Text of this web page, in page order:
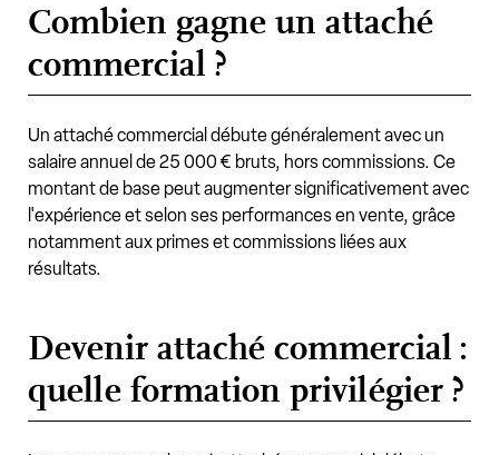
Combien gagne un attaché
commercial ?
Un attaché commercial débute généralement avec un
salaire annuel de 25 000 € bruts, hors commissions. Ce
montant de base peut augmenter significativement avec
l'expérience et selon ses performances en vente, grâce
notamment aux primes et commissions liées aux
résultats.
Devenir attaché commercial :
quelle formation privilégier ?